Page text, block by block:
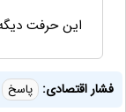
این حرفت
فشار اقتصادی: پاسخ